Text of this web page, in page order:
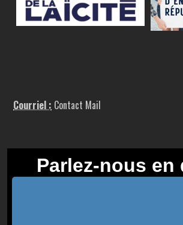
Courriel : Contact Mail